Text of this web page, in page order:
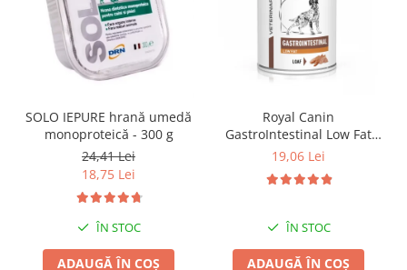
SOLO IEPURE hrană umedă
monoproteică - 300 g
24,41 Lei
18,75 Lei
ÎN STOC
ADAUGĂ ÎN COȘ
Royal Canin
GastroIntestinal Low Fat
Dog– 420 g
19,06 Lei
ÎN STOC
ADAUGĂ ÎN COȘ